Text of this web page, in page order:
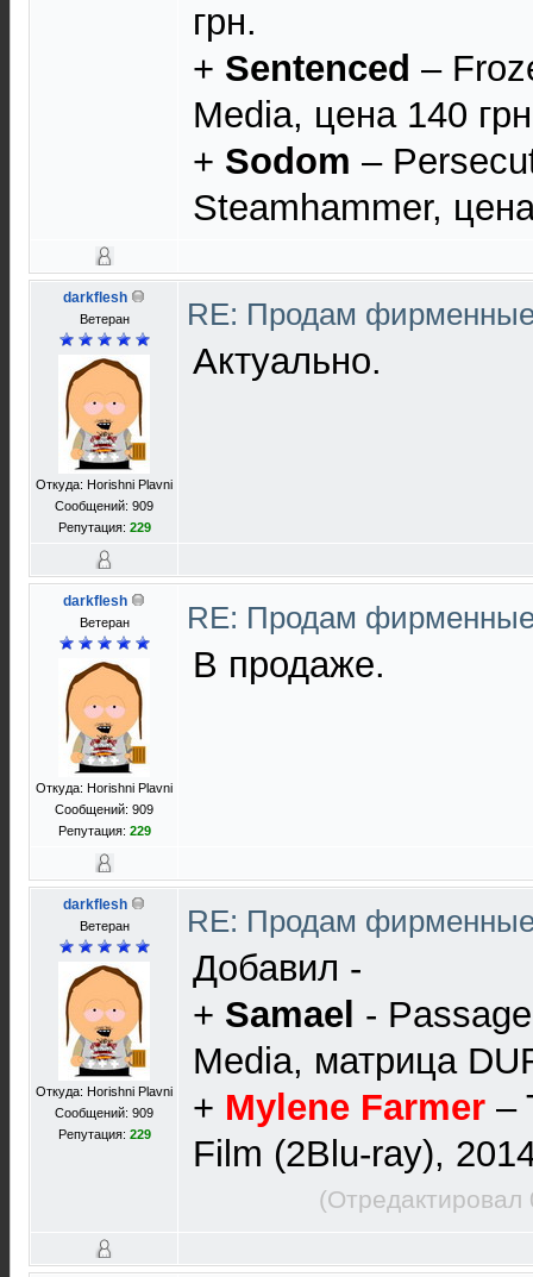
грн.
+ Sentenced ‎–
Media, цена 140
+ Sodom ‎–
Steamhammer,
darkflesh
Ветеран
Откуда: Horishni Plavni
Сообщений: 909
Репутация: 229
RE: Продам
Актуально.
darkflesh
Ветеран
Откуда: Horishni Plavni
Сообщений: 909
Репутация: 229
RE: Продам
В продаже.
darkflesh
Ветеран
Откуда: Horishni Plavni
Сообщений: 909
Репутация: 229
RE: Продам
Добавил -
+ Samael -
Media, матрица
+ Mylene Farmer ‎–
Film (2Blu-ray),